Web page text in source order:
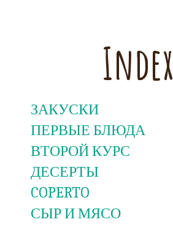
Index
ЗАКУСКИ
ПЕРВЫЕ БЛЮДА
ВТОРОЙ КУРС
ДЕСЕРТЫ
COPERTO
СЫР И МЯСО